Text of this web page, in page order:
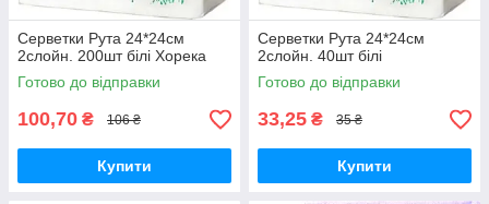
Серветки Рута 24*24см
2слойн. 200шт білі Хорека
Готово до відправки
100,70 ₴ 106 ₴
Купити
Серветки Рута 24*24см
2слойн. 40шт білі
Готово до відправки
33,25 ₴ 35 ₴
Купити